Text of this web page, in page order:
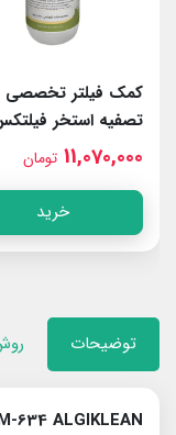
کمک‌ فیلتر تخصصی
تصفیه استخر
Filtex FX316
11,070,000 تومان
خرید
توضیحات
634 ALGIKLEAN: